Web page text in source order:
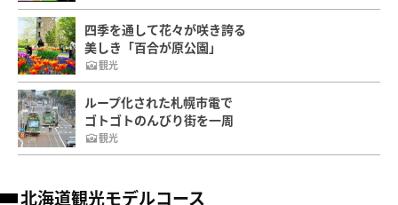
四季を通して花々が咲き誇る
美しき「百合が原公園」
観光
ループ化された札幌市電で
ゴトゴトのんびり街を一周
観光
北海道観光モデルコース